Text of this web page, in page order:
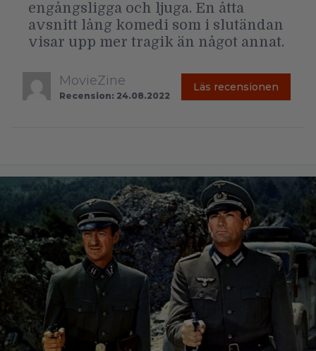
engångsligga och ljuga. En åtta
avsnitt lång komedi som i slutändan
visar upp mer tragik än något annat.
MovieZine
Recension: 24.08.2022
Läs recensionen